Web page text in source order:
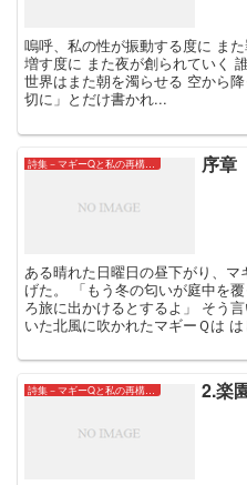
嗚呼、私の性が振動する度に ま
増す度に また夜が創られていく
世界はまた朝を濁らせる 空から
切に」とだけ書かれ...
詩集－マギーQと私の再構築についてー 序章
ある晴れた日曜日の昼下がり、
げた。 「もう冬の匂いが庭中を
ろ旅に出かけるとするよ」 そう
いた北風に吹かれたマギーＱは
詩集－マギーQと私の再構築についてー 2.楽